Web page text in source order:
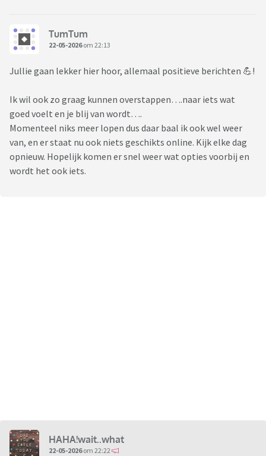
TumTum
22-05-2026om 22:13
Jullie gaan lekker hier hoor, allemaal positieve berichten 💪!
Ik wil ook zo graag kunnen overstappen….naar iets wat
goed voelt en je blij van wordt….
Momenteel niks meer lopen dus daar baal ik ook wel weer
van, en er staat nu ook niets geschikts online. Kijk elke dag
opnieuw. Hopelijk komen er snel weer wat opties voorbij en
wordt het ook iets.
HAHA!wait..what
22-05-2026om 22:22